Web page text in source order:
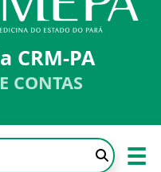
CRM-PA
CONTAS
☰